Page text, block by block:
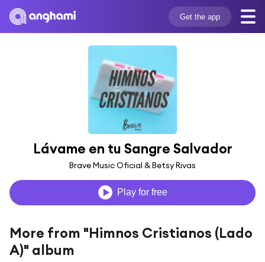
Get the app
Lávame en tu Sangre Salvador
Brave Music Oficial & Betsy Rivas
Play for free
More from "Himnos Cristianos (Lado
A)" album